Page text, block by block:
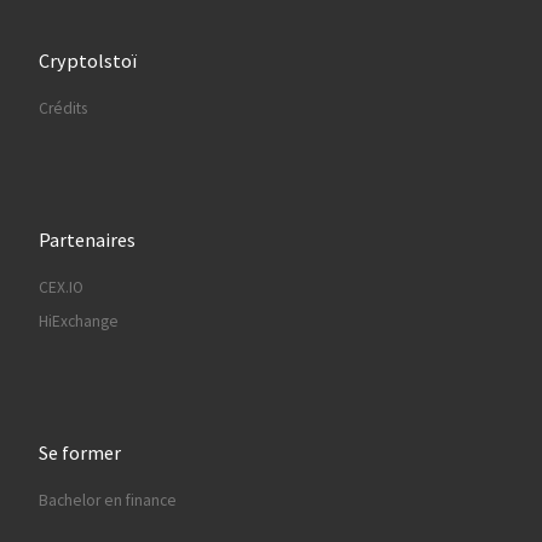
Cryptolstoï
Crédits
Partenaires
CEX.IO
HiExchange
Se former
Bachelor en finance